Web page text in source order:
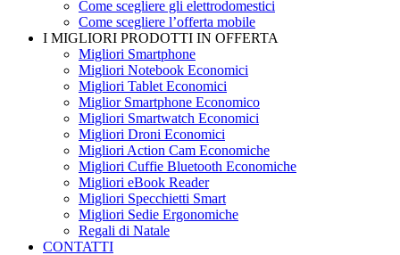
Come scegliere gli elettrodomestici
Come scegliere l’offerta mobile
I MIGLIORI PRODOTTI IN OFFERTA
Migliori Smartphone
Migliori Notebook Economici
Migliori Tablet Economici
Miglior Smartphone Economico
Migliori Smartwatch Economici
Migliori Droni Economici
Migliori Action Cam Economiche
Migliori Cuffie Bluetooth Economiche
Migliori eBook Reader
Migliori Specchietti Smart
Migliori Sedie Ergonomiche
Regali di Natale
CONTATTI